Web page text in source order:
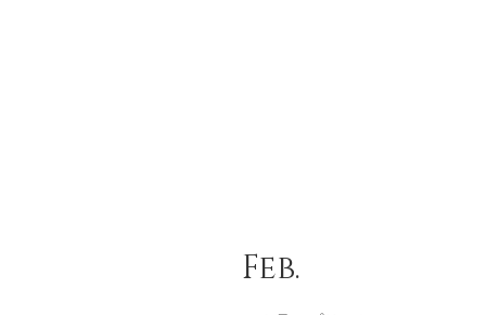
Feb.